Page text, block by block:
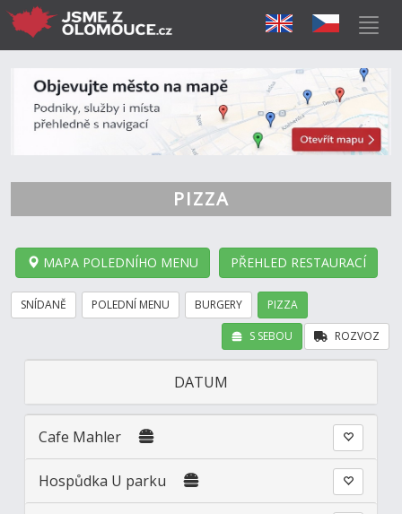
PIZZA
MAPA POLEDNÍHO MENU PŘEHLED RESTAURACÍ
SNÍDANĚ POLEDNÍ MENU BURGERY PIZZA
ROZVOZ
S SEBOU
DATUM
Cafe Mahler
Hospůdka U parku